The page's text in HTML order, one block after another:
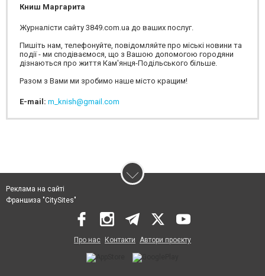
Книш Маргарита
Журналісти сайту 3849.com.ua до ваших послуг.
Пишіть нам, телефонуйте, повідомляйте про міські новини та
події - ми сподіваємося, що з Вашою допомогою городяни
дізнаються про життя Кам'янця-Подільського більше.
Разом з Вами ми зробимо наше місто кращим!
E-mail: m_knish@gmail.com
Реклама на сайті
Франшиза "CitySites"
Про нас Контакти Автори проєкту